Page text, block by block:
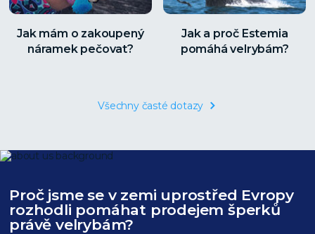
Jak mám o zakoupený
náramek pečovat?
Jak a proč Estemia
pomáhá velrybám?
Všechny časté dotazy
Proč jsme se v zemi uprostřed Evropy
rozhodli pomáhat prodejem šperků
právě velrybám?